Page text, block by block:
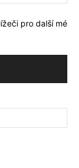
pro další mé